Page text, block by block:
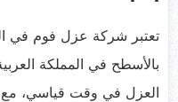
تعتبر شركة عزل فوم في
بالأسطح في المملكة
العزل في وقت قياسي، مع